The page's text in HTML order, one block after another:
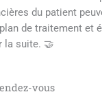
du patient
de traitement et
la suite. 🤝
vous